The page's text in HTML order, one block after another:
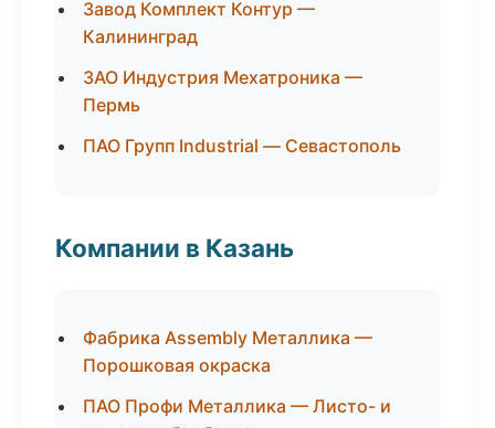
Завод Комплект Контур —
Калининград
ЗАО Индустрия Мехатроника —
Пермь
ПАО Групп Industrial — Севастополь
Компании в Казань
Фабрика Assembly Металлика —
Порошковая окраска
ПАО Профи Металлика — Листо- и